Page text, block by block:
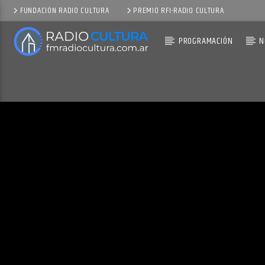
FUNDACIÓN RADIO CULTURA PREMIO RFI-RADIO CULTURA
PROGRAMACIÓN